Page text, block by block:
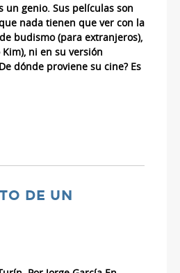
un genio. Sus películas son
nada tienen que ver con la
budismo (para extranjeros),
ni en su versión
dónde proviene su cine? Es
DE UN